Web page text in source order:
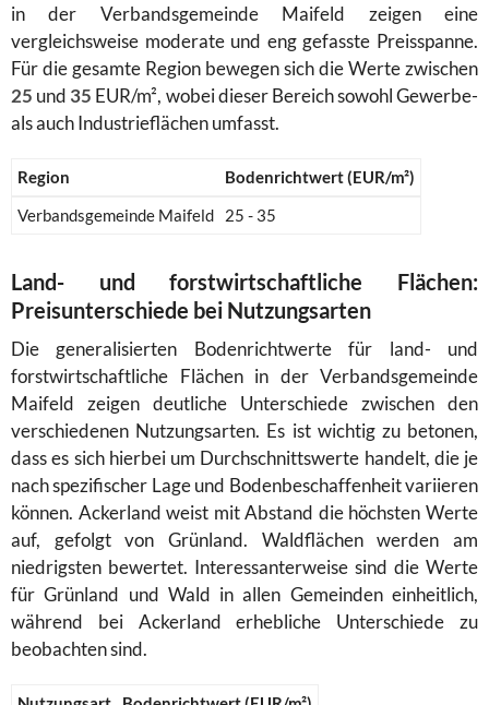
in der Verbandsgemeinde Maifeld zeigen eine
vergleichsweise moderate und eng gefasste Preisspanne.
Für die gesamte Region bewegen sich die Werte zwischen
25 und 35 EUR/m², wobei dieser Bereich sowohl Gewerbe-
als auch Industrieflächen umfasst.
Region
Bodenrichtwert (EUR/m²)
Verbandsgemeinde Maifeld
25 - 35
Land- und forstwirtschaftliche Flächen:
Preisunterschiede bei Nutzungsarten
Die generalisierten Bodenrichtwerte für land- und
forstwirtschaftliche Flächen in der Verbandsgemeinde
Maifeld zeigen deutliche Unterschiede zwischen den
verschiedenen Nutzungsarten. Es ist wichtig zu betonen,
dass es sich hierbei um Durchschnittswerte handelt, die je
nach spezifischer Lage und Bodenbeschaffenheit variieren
können. Ackerland weist mit Abstand die höchsten Werte
auf, gefolgt von Grünland. Waldflächen werden am
niedrigsten bewertet. Interessanterweise sind die Werte
für Grünland und Wald in allen Gemeinden einheitlich,
während bei Ackerland erhebliche Unterschiede zu
beobachten sind.